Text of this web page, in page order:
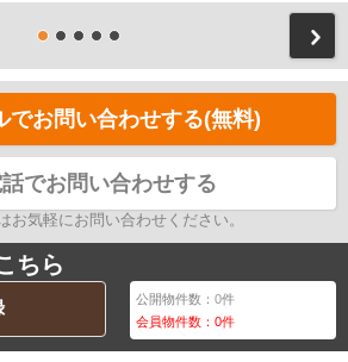
でお問い合わせする(無料)
話でお問い合わせする
お気軽にお問い合わせください。
ちら
公開物件数：0件
会員物件数：0件